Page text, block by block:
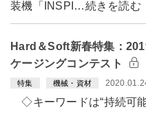
装機「INSPI…続きを読む
Hard＆Soft新春特集：
ケージングコンテスト
特集 機械・資材
◇キーワードは“持続可